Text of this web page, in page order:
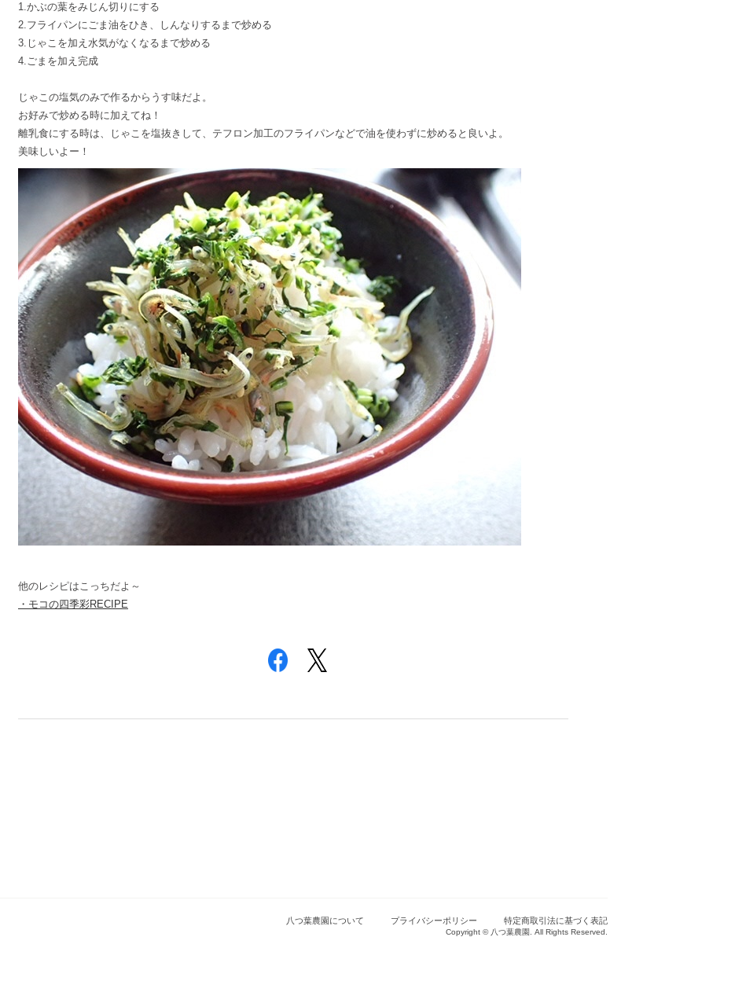
1.かぶの葉をみじん切りにする
2.フライパンにごま油をひき、しんなりするまで炒める
3.じゃこを加え水気がなくなるまで炒める
4.ごまを加え完成
じゃこの塩気のみで作るからうす味だよ。
お好みで炒める時に加えてね！
離乳食にする時は、じゃこを塩抜きして、 テフロン加工のフライパンなどで油を使わずに炒めると良いよ。
美味しいよー！
他のレシピはこっちだよ～
・モコの四季彩RECIPE
八つ葉農園について プライバシーポリシー 特定商取引法に基づく表記
Copyright © 八つ葉農園. All Rights Reserved.